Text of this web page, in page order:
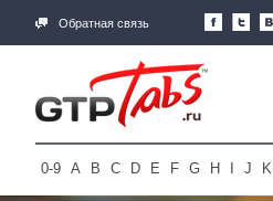
Обратная связь
0-9 A B C D E F G H J K